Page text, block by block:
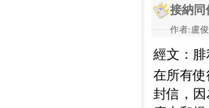
接納同
作者:盧
經文：
在所有
封信，